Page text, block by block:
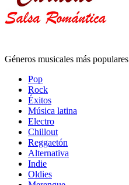
Géneros musicales más populares
Pop
Rock
Éxitos
Música latina
Electro
Chillout
Reggaetón
Alternativa
Indie
Oldies